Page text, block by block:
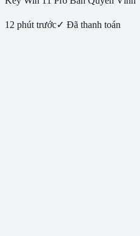
12 phút trước✓ Đã thanh toán